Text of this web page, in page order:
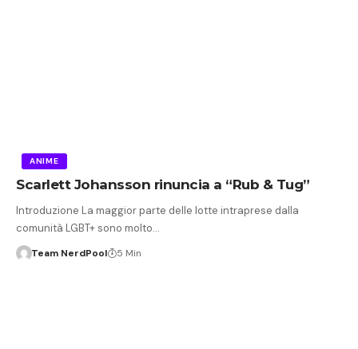
ANIME
Scarlett Johansson rinuncia a “Rub & Tug”
Introduzione La maggior parte delle lotte intraprese dalla
comunità LGBT+ sono molto…
Team NerdPool 5 Min